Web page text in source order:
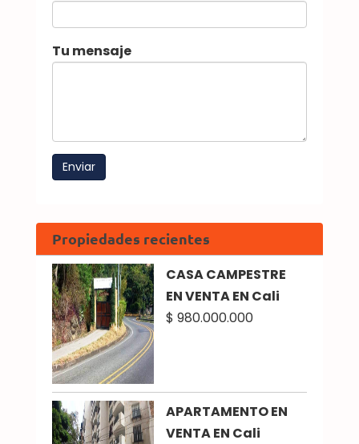
Tu mensaje
Propiedades recientes
CASA CAMPESTRE
EN VENTA EN Cali
$ 980.000.000
APARTAMENTO EN
VENTA EN Cali